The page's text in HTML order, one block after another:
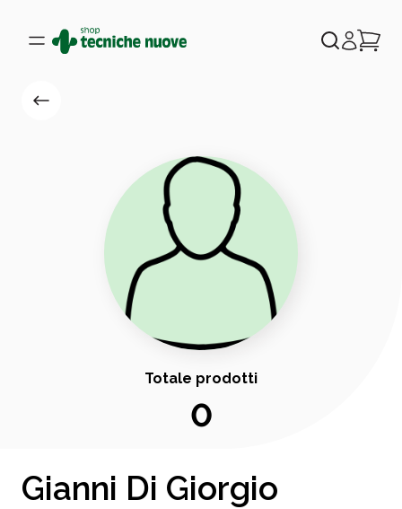
Totale prodotti
0
Gianni Di Giorgio